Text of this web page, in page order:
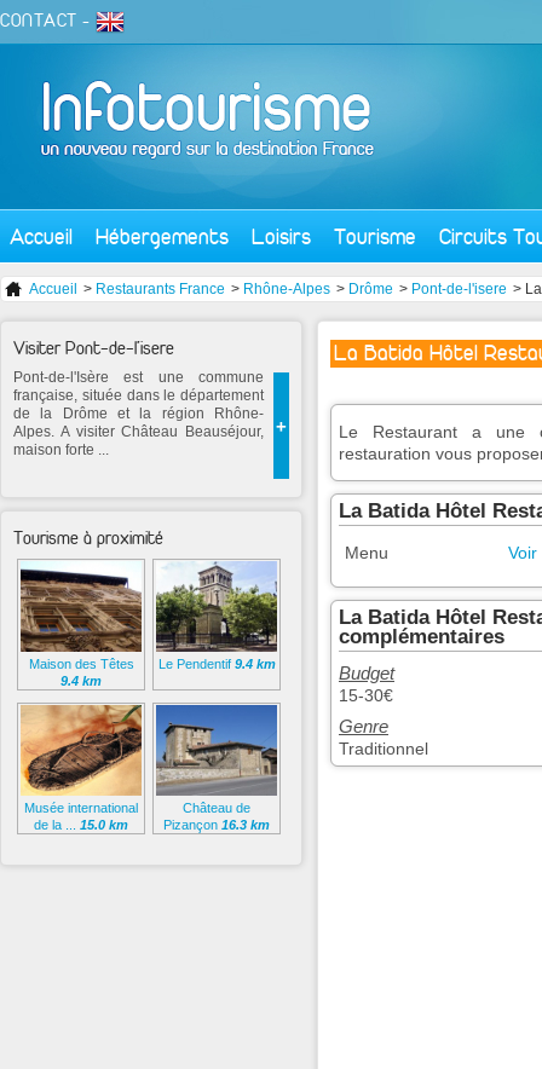
CONTACT -
Accueil Hébergements Loisirs Tourisme Circuits
Accueil > Restaurants France > Rhône-Alpes > Drôme > Pont-de-l'isere >
La Batida Hôtel
Le Restaurant a une
restauration vous
La Batida Hôtel
Menu Voir
La Batida Hôtel
complémentaires
Budget
15-30€
Genre
Traditionnel
Visiter Pont-de-l'isere
+
Pont-de-l'Isère est une commune
française, située dans le département
de la Drôme et la région Rhône-
Alpes. A visiter Château Beauséjour,
maison forte ...
Tourisme à proximité
Maison des Têtes
9.4 km
Le Pendentif 9.4 km
Musée international
de la ... 15.0 km
Château de
Pizançon 16.3 km